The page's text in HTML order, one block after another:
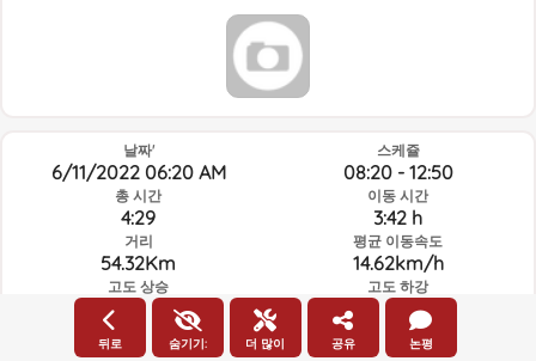
날짜'
6/11/2022 06:20 AM
총 시간
4:29
거리
54.32Km
고도 상승
617.84m
스케쥴
08:20 - 12:50
이동 시간
3:42 h
평균 이동속도
14.62km/h
고도 하강
615.02m
뒤로 숨기기: 더 많이 공유 논평